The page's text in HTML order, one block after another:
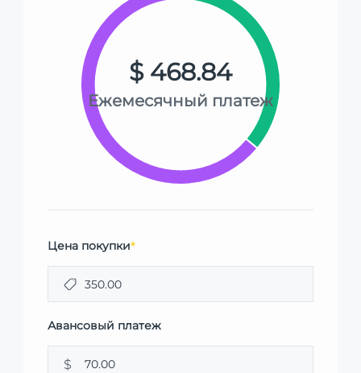
$ 468.84
Ежемесячный платеж
Цена покупки*
Авансовый платеж
$